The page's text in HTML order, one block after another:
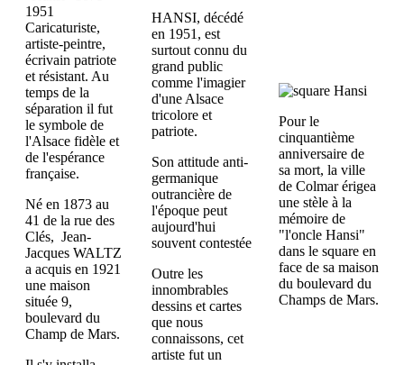
Né en 1873 au
41 de la rue des
Clés, Jean-
Jacques WALTZ
a acquis en 1921
une maison
située 9,
boulevard du
Champ de Mars.
HANSI, décédé
en 1951, est
surtout connu du
grand public
comme l'imagier
d'une Alsace
tricolore et
patriote.
Son attitude anti-
germanique
outrancière de
l'époque peut
aujourd'hui
souvent contestée
Outre les
innombrables
dessins et cartes
que nous
connaissons, cet
artiste fut un
Pour le
cinquantième
anniversaire de
sa mort, la ville
de Colmar érigea
une stèle à la
mémoire de
"l'oncle Hansi"
dans le square en
face de sa maison
du boulevard du
Champs de Mars.